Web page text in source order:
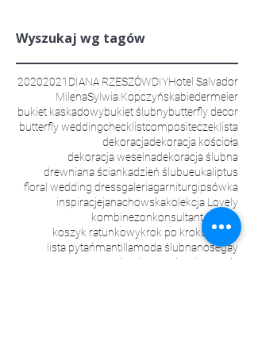
Wyszukaj wg tagów
20202021 DIANA RZESZÓWDIYHotel Salvador
MilenaSylwia Kopczyńskabiedermeier
bukiet kaskadowybukiet ślubnybutterfly decor
butterfly weddingchecklistcompositeczeklista
dekoracjadekoracja kościoła
dekoracja weselnadekoracja ślubna
drewniana ściankadzień ślubueukaliptus
floral wedding dressgaleriagarniturgipsówka
inspiracjejanachowskakolekcja Lovely
kombinezonkonsultant ślubny
koszyk ratunkowykrok po kroku
kwiaty
lista pytańmantillamoda ślubnanosegay
organizacja
organizacja wesela